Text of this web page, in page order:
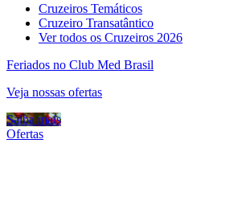
Cruzeiros Temáticos
Cruzeiro Transatântico
Ver todos os Cruzeiros 2026
Feriados no Club Med Brasil
Veja nossas ofertas
Saiba mais
Ofertas